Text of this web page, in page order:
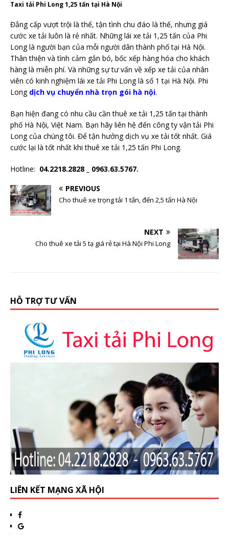
Taxi tải Phi Long 1,25 tấn tại Hà Nội
Đẳng cấp vượt trội là thế, tận tình chu đáo là thế, nhưng giá
cước xe tải luôn là rẻ nhất. Những lái xe tải 1,25 tấn của Phi
Long là người bạn của mỗi người dân thành phố tại Hà Nội.
Thân thiện và tình cảm gắn bó, bốc xếp hàng hóa cho khách
hàng là miễn phí. Và những sự tư vấn về xếp xe tải của nhân
viên có kinh nghiệm lái xe tải Phi Long là số 1 tại Hà Nội. Phi
Long dịch vụ chuyển nhà trọn gói hà nội.
Bạn hiện đang có nhu cầu cần thuê xe tải 1,25 tấn tại thành
phố Hà Nội, Việt Nam. Bạn hãy liên hệ đến công ty vận tải Phi
Long của chúng tôi. Để tận hưởng dịch vụ xe tải tốt nhất. Giá
cước lại là tốt nhất khi thuê xe tải 1,25 tấn Phi Long.
Hotline: 04.2218.2828 _ 0963.63.5767.
PREVIOUS
Cho thuê xe trọng tải 1 tấn, đến 2,5 tấn Hà Nội
NEXT
Cho thuê xe tải 5 tạ giá rẻ tại Hà Nội Phi Long
HỖ TRỢ TƯ VẤN
LIÊN KẾT MẠNG XÃ HỘI